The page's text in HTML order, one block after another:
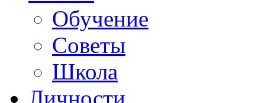
Обучение
Советы
Школа
Личности